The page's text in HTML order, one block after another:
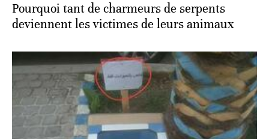
Pourquoi tant de charmeurs de serpents
deviennent les victimes de leurs animaux